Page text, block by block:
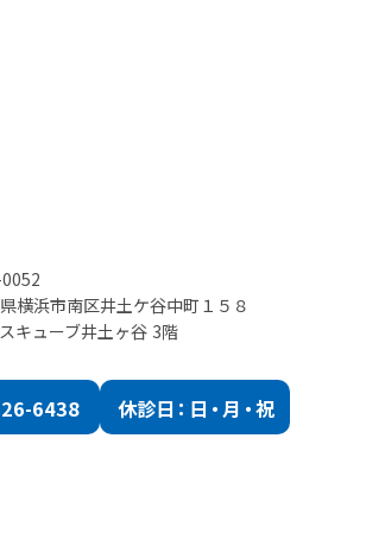
横浜市南区井土ケ谷中町１５８
キューブ井土ヶ谷 3階
6438 休診日：日・月・祝